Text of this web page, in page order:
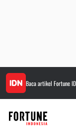
Baca artikel Fortune